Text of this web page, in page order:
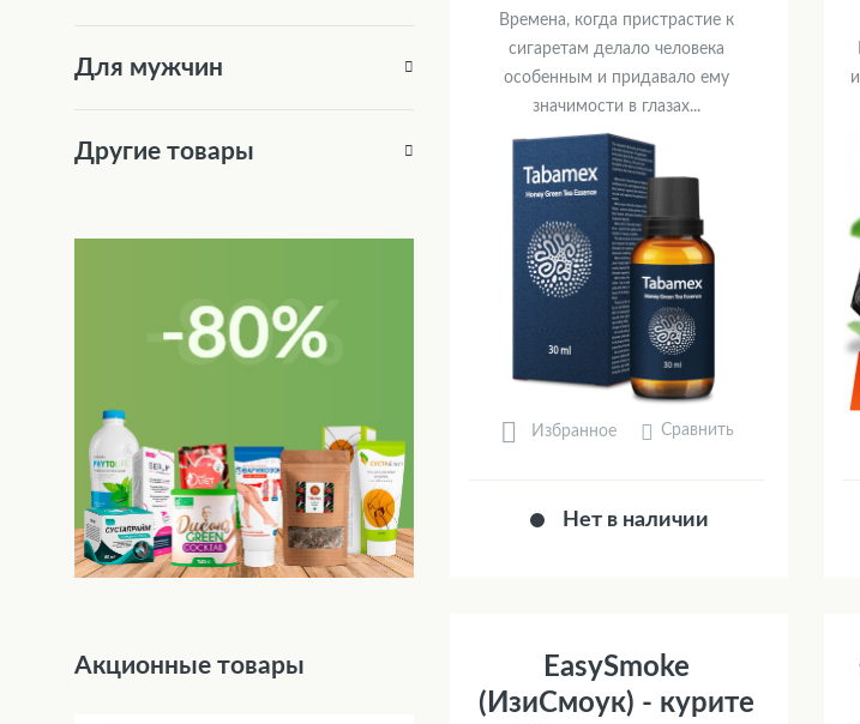
Времена, когда пристрастие к
сигаретам делало человека
особенным и придавало ему
значимости в глазах...
Избранное Сравнить
Нет в наличии
EasySmoke
(ИзиСмоук) - курите
Для мужчин
Другие товары
Акционные товары